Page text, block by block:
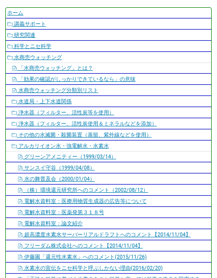
ナ
ビ
ゲ
ー
シ
ョ
ン
ホーム
講義サポート
研究関連
科学とニセ科学
水商売ウォッチング
「水商売ウォッチング」とは？
「効果の確認がしっかりできているなら」の意味
水商売ウォッチング分類別リスト
水道局・上下水道関係
浄水器（フィルター、活性炭等を使用）
浄水器（フィルター、活性炭使用＆ミネラルなどを添加）
その他の水滅菌・殺菌装置（蒸留、紫外線などを使用）
アルカリイオン水・強電解水・水素水
グリーンアメニティー（1999/03/14）
サンスイ守谷（1999/04/08）
水の舞普及会（2000/01/04）
（株）環境還元研究所へのコメント（2002/08/12）
電解水資料室：医療用物質生成器の広告等について
電解水資料室：医薬発第３１８号
電解水資料室：論文紹介
超高濃度水素水サーバーリアルドラフトへのコメント【2014/11/04】
フリーダム株式会社へのコメント【2014/11/04】
伊藤園「還元性水素水」へのコメント(2015/11/26)
水素水の宣伝をニセ科学と呼ぶしかない理由(2016/02/20)